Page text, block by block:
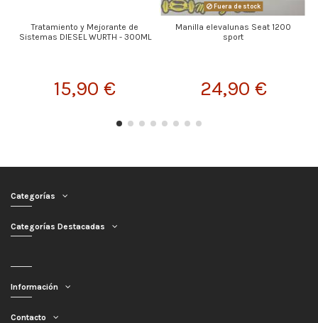
Tratamiento y Mejorante de
Sistemas DIESEL WURTH - 300ML
15,90 €
Fuera de stock
Manilla elevalunas Seat 1200
sport
24,90 €
Categorías
Categorías Destacadas
Información
Contacto